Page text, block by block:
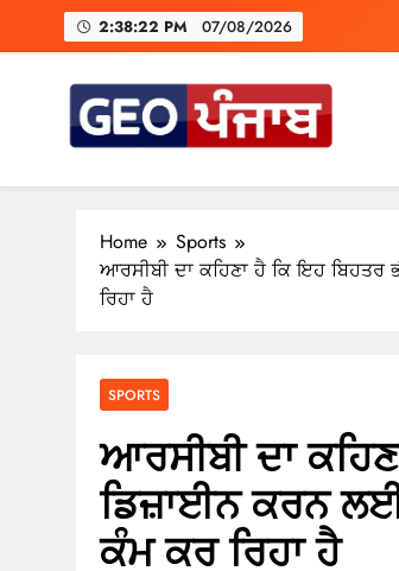
2:38:23 PM 07/08/2026
ਕਾਂਗੋ
Geo Punjab
Punjab di Har Khabar
Home
Sports
ਆਰਸੀਬੀ ਦਾ ਕਹਿਣਾ ਹੈ ਕਿ ਇਹ
ਰਿਹਾ ਹੈ
SPORTS
ਆਰਸੀਬੀ ਦਾ
ਡਿਜ਼ਾਈਨ ਕਰਨ
ਕੰਮ ਕਰ ਰਿਹਾ ਹੈ